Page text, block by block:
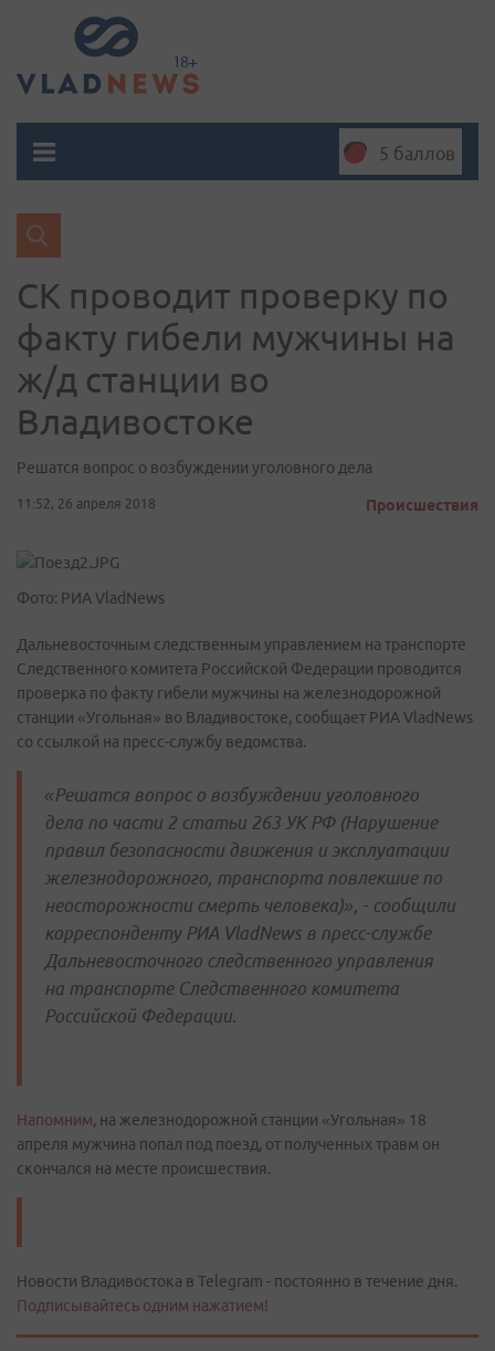
5 баллов
СК проводит проверку по
факту гибели мужчины на
ж/д станции во
Владивостоке
Решатся вопрос о возбуждении уголовного дела
11:52, 26 апреля 2018 Происшествия
Фото: РИА VladNews
Дальневосточным следственным управлением на транспорте
Следственного комитета Российской Федерации проводится
проверка по факту гибели мужчины на железнодорожной
станции «Угольная» во Владивостоке, сообщает РИА VladNews
со ссылкой на пресс-службу ведомства.
«Решатся вопрос о возбуждении уголовного
дела по части 2 статьи 263 УК РФ (Нарушение
правил безопасности движения и эксплуатации
железнодорожного, транспорта повлекшие по
неосторожности смерть человека)», - сообщили
корреспонденту РИА VladNews в пресс-службе
Дальневосточного следственного управления
на транспорте Следственного комитета
Российской Федерации.
Напомним, на железнодорожной станции «Угольная» 18
апреля мужчина попал под поезд, от полученных травм он
скончался на месте происшествия.
Новости Владивостока в Telegram - постоянно в течение дня.
Подписывайтесь одним нажатием!